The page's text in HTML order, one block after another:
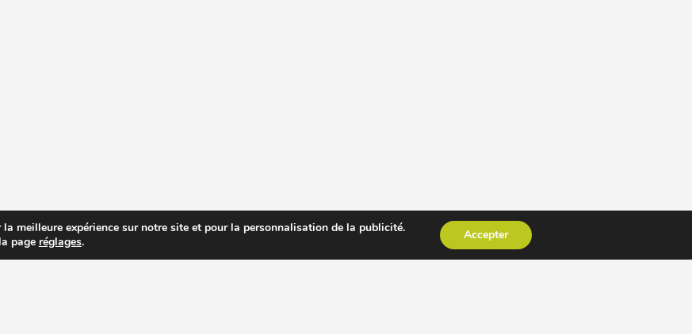
meilleure expérience sur notre site et pour la personnalisation de la publicité.
page réglages. Accepter